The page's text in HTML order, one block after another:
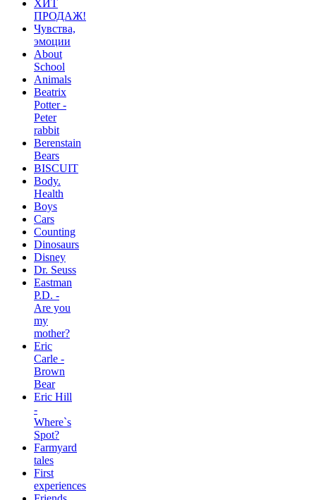
ХИТ
ПРОДАЖ!
Чувства,
эмоции
About
School
Animals
Beatrix
Potter -
Peter
rabbit
Berenstain
Bears
BISCUIT
Body.
Health
Boys
Cars
Counting
Dinosaurs
Disney
Dr. Seuss
Eastman
P.D. -
Are you
my
mother?
Eric
Carle -
Brown
Bear
Eric Hill
-
Where`s
Spot?
Farmyard
tales
First
experiences